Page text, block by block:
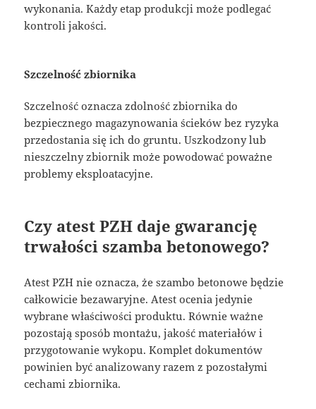
wykonania. Każdy etap produkcji może podlegać
kontroli jakości.
Szczelność zbiornika
Szczelność oznacza zdolność zbiornika do
bezpiecznego magazynowania ścieków bez ryzyka
przedostania się ich do gruntu. Uszkodzony lub
nieszczelny zbiornik może powodować poważne
problemy eksploatacyjne.
Czy atest PZH daje gwarancję
trwałości szamba betonowego?
Atest PZH nie oznacza, że szambo betonowe będzie
całkowicie bezawaryjne. Atest ocenia jedynie
wybrane właściwości produktu. Równie ważne
pozostają sposób montażu, jakość materiałów i
przygotowanie wykopu. Komplet dokumentów
powinien być analizowany razem z pozostałymi
cechami zbiornika.